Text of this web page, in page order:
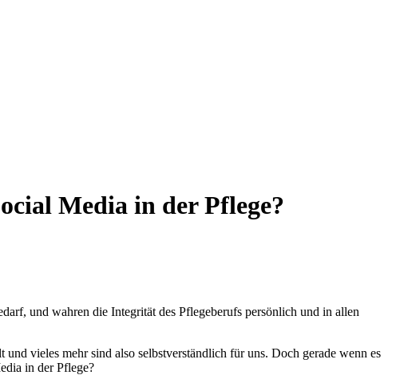
Media in der Pflege?
und wahren die Integrität des Pflegeberufs persönlich und in allen
vieles mehr sind also selbstverständlich für uns. Doch gerade wenn es
in der Pflege?